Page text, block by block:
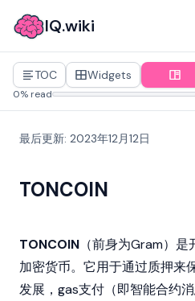
IQ.wiki
TOC Widgets
0% read
最后更新: 2023年12月12日
TONCOIN
TONCOIN （前身为Gram）是
加密货币。它用于通过质押来
发展，gas支付（即智能合约